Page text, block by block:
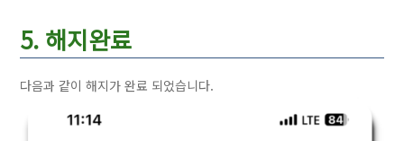
5. 해지완료
다음과 같이 해지가 완료 되었습니다.